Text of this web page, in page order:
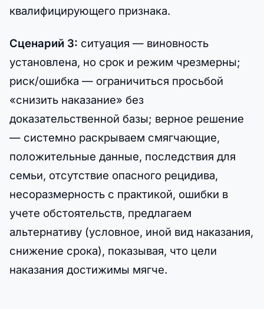
квалифицирующего признака.
Сценарий 3: ситуация — виновность
установлена, но срок и режим чрезмерны;
риск/ошибка — ограничиться просьбой
«снизить наказание» без
доказательственной базы; верное решение
— системно раскрываем смягчающие,
положительные данные, последствия для
семьи, отсутствие опасного рецидива,
несоразмерность с практикой, ошибки в
учете обстоятельств, предлагаем
альтернативу (условное, иной вид наказания,
снижение срока), показывая, что цели
наказания достижимы мягче.